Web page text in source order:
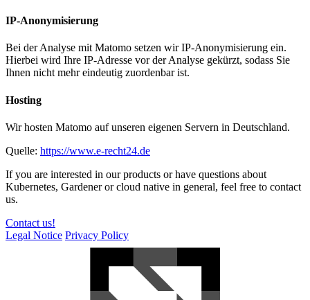
IP-Anonymisierung
Bei der Analyse mit Matomo setzen wir IP-Anonymisierung ein.
Hierbei wird Ihre IP-Adresse vor der Analyse gekürzt, sodass Sie
Ihnen nicht mehr eindeutig zuordenbar ist.
Hosting
Wir hosten Matomo auf unseren eigenen Servern in Deutschland.
Quelle: https://www.e-recht24.de
If you are interested in our products or have questions about
Kubernetes, Gardener or cloud native in general, feel free to contact
us.
Contact us!
Legal Notice Privacy Policy